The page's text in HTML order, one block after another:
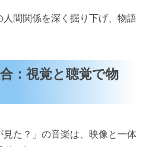
間関係を深く掘り下げ、物語
：視覚と聴覚で物
見た？」の音楽は、映像と一体